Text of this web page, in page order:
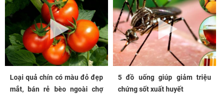
Loại quả chín có màu đỏ đẹp
mắt, bán rẻ bèo ngoài chợ
5 đồ uống giúp giảm triệu
chứng sốt xuất huyết